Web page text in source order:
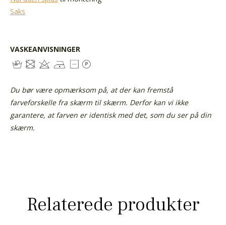
Saks
VASKEANVISNINGER
Du bør være opmærksom på, at der kan fremstå
farveforskelle fra skærm til skærm. Derfor kan vi ikke
garantere, at farven er identisk med det, som du ser på din
skærm.
Relaterede produkter